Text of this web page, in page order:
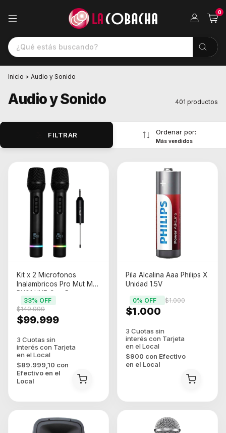
0
Inicio > Audio y Sonido
Audio y Sonido 401 productos
FILTRAR Ordenar por:
Más vendidos
Kit x 2 Microfonos
Inalambricos Pro Mut MT-
RH01 UHF Con Receptor
$99.999
$149.999
33% OFF
$89.999,10 con
Efectivo en el
Local
Pila Alcalina Aaa Philips X
Unidad 1.5V
$1.000
$1.000
0% OFF
$900 con Efectivo
en el Local